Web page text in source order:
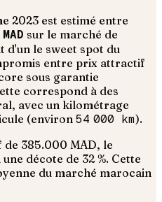
2023 est estimé entre
sur le marché de
d'un le sweet spot du
entre prix attractif
sous garantie
correspond à des
avec un kilométrage
(environ54 000 km).
385.000 MAD, le
décote de 32 %. Cette
du marché marocain